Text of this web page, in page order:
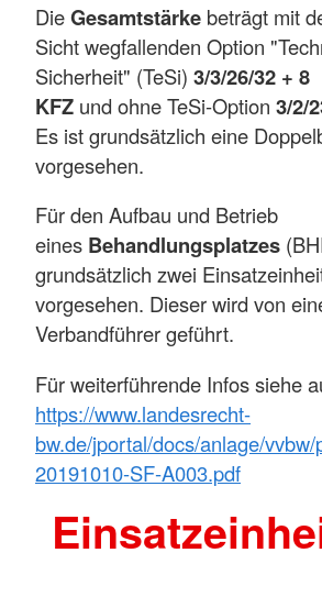
DieGesamtstärke beträgt mit
Sicht wegfallenden Option
Sicherheit" (TeSi) 3/3/26/32 + 8
KFZ und ohne TeSi-Option 3/2/
Es ist grundsätzlich eine
vorgesehen.
Für den Aufbau und Betrieb
eines Behandlungsplatzes
grundsätzlich zwei
vorgesehen. Dieser wird von
Verbandführer geführt.
Für weiterführende Infos siehe
https://www.landesrecht-
bw.de/jportal/docs/anlage/
20191010-SF-A003.pdf